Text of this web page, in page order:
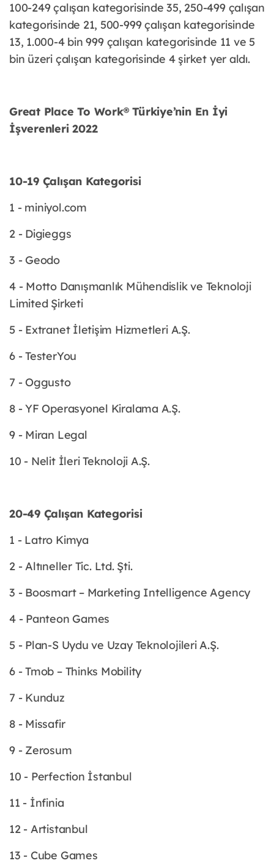
100-249 çalışan kategorisinde 35, 250-499 çalışan
kategorisinde 21, 500-999 çalışan kategorisinde
13, 1.000-4 bin 999 çalışan kategorisinde 11 ve 5
bin üzeri çalışan kategorisinde 4 şirket yer aldı.
Great Place To Work® Türkiye’nin En İyi
İşverenleri 2022
10-19 Çalışan Kategorisi
1 - miniyol.com
2 - Digieggs
3 - Geodo
4 - Motto Danışmanlık Mühendislik ve Teknoloji
Limited Şirketi
5 - Extranet İletişim Hizmetleri A.Ş.
6 - TesterYou
7 - Oggusto
8 - YF Operasyonel Kiralama A.Ş.
9 - Miran Legal
10 - Nelit İleri Teknoloji A.Ş.
20-49 Çalışan Kategorisi
1 - Latro Kimya
2 - Altıneller Tic. Ltd. Şti.
3 - Boosmart – Marketing Intelligence Agency
4 - Panteon Games
5 - Plan-S Uydu ve Uzay Teknolojileri A.Ş.
6 - Tmob – Thinks Mobility
7 - Kunduz
8 - Missafir
9 - Zerosum
10 - Perfection İstanbul
11 - İnfinia
12 - Artistanbul
13 - Cube Games